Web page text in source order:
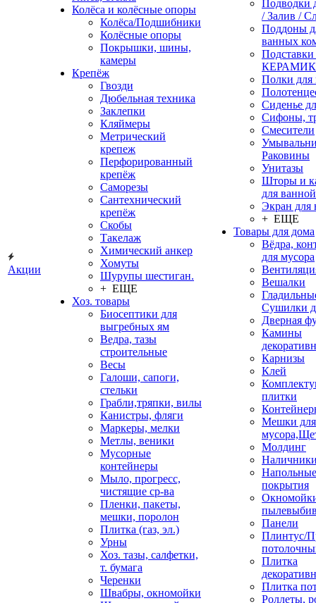
Акции
Колёса и колёсные опоры
Колёса/Подшибники
Колёсные опоры
Покрышки, шины,
камеры
Крепёж
Гвозди
Дюбельная техника
Заклепки
Кляймеры
Метрический
крепеж
Перфорированный
крепёж
Саморезы
Сантехнический
крепёж
Скобы
Такелаж
Химический анкер
Хомуты
Шурупы шестиган.
+ ЕЩЕ
Хоз. товары
Биосептики для
выгребных ям
Ведра, тазы
строительные
Весы
Галоши, сапоги,
стельки
Грабли,тряпки, вилы
Канистры, фляги
Маркеры, мелки
Метлы, веники
Мусорные
контейнеры
Мыло, прогресс,
чистящие ср-ва
Пленки, пакеты,
мешки, поролон
Плитка (газ, эл.)
Урны
Хоз. тазы, салфетки,
т. бумага
Черенки
Швабры, окномойки
Подводки
/ Залив /
Поддоны
ванных
Полки для
Сиденье
Сифоны,
Смесители
Раковины
Унитазы
Шторы и
для ванной
Экран для
+ ЕЩЕ
Товары для дома
Вёдра,
для мусора
Вешалки
Сушилки
Дверная
Камины
Карнизы
Клей
плитки
Мешки для
Молдинг
Напольные
покрытия
Панели
Плинтус/
Плитка
Плитка
Роллеты,